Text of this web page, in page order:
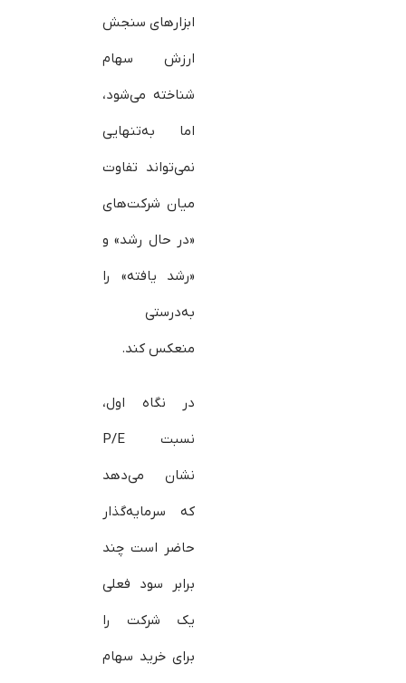
ابزارهای سنجش
ارزش سهام
شناخته می‌شود،
اما به‌تنهایی
نمی‌تواند تفاوت
میان شرکت‌های
«در حال رشد» و
«رشد یافته» را
به‌درستی
منعکس کند.
در نگاه اول،
نسبت P/E
نشان می‌دهد
که سرمایه‌گذار
حاضر است چند
برابر سود فعلی
یک شرکت را
برای خرید سهام